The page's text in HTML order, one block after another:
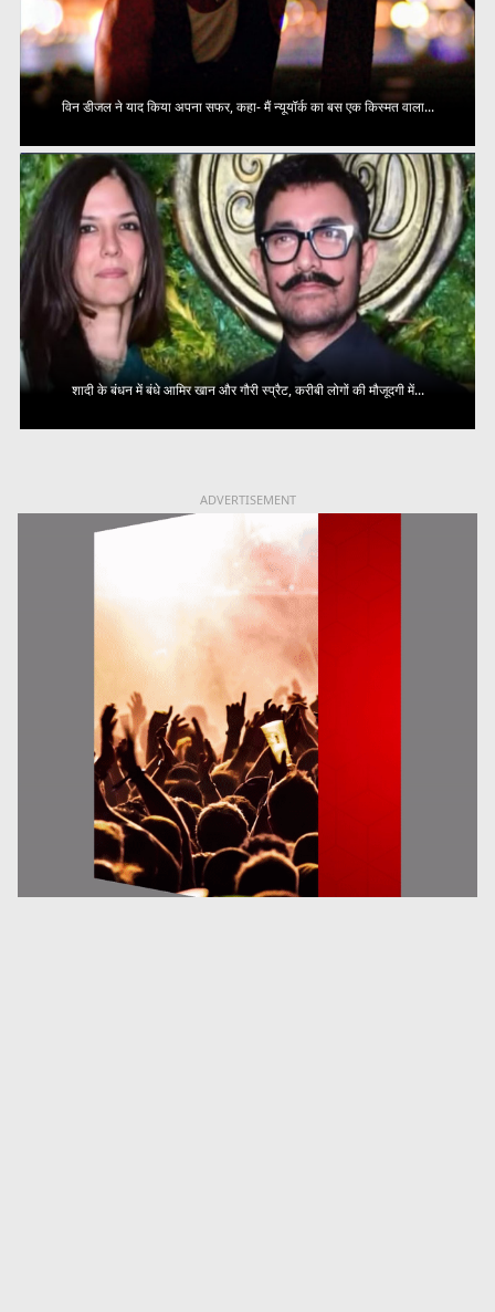
विन डीजल ने याद किया अपना सफर, कहा- मैं न्यूयॉर्क का बस एक किस्मत वाला...
शादी के बंधन में बंधे आमिर खान और गौरी स्प्रैट, करीबी लोगों की मौजूदगी में...
ADVERTISEMENT